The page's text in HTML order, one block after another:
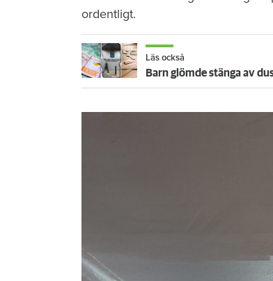
ordentligt.
Läs också
Barn glömde stänga av